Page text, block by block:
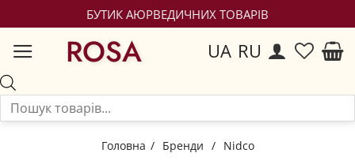
БУТИК АЮРВЕДИЧНИХ ТОВАРІВ
ROSA UA RU
Головна / Бренди / Nidco